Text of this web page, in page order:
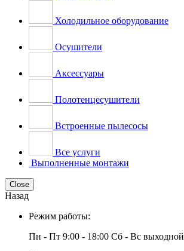
Холодильное оборудование
Осушители
Аксессуары
Полотенцесушители
Встроенные пылесосы
Все услуги
Выполненные монтажи
Close
Назад
Режим работы:
Пн - Пт 9:00 - 18:00 Сб - Вс выходной